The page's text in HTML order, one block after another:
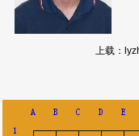
上载：